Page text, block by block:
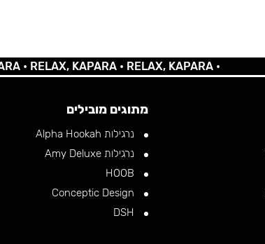
KAPARA •RELAX, KAPARA •
מתוגים מובילים
נרגילות Alpha Hookah
נרגילות Amy Deluxe